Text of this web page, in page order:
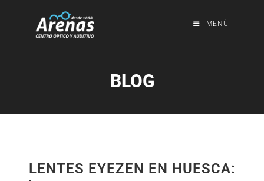
MENÚ
BLOG
LENTES EYEZEN EN HUESCA: